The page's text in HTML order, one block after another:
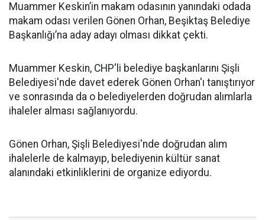
Muammer Keskin’in makam odasının yanındaki odada
makam odası verilen Gönen Orhan, Beşiktaş Belediye
Başkanlığı’na aday adayı olması dikkat çekti.
Muammer Keskin, CHP'li belediye başkanlarını Şişli
Belediyesi'nde davet ederek Gönen Orhan'ı tanıştırıyor
ve sonrasında da o belediyelerden doğrudan alımlarla
ihaleler alması sağlanıyordu.
Gönen Orhan, Şişli Belediyesi'nde doğrudan alım
ihalelerle de kalmayıp, belediyenin kültür sanat
alanındaki etkinliklerini de organize ediyordu.